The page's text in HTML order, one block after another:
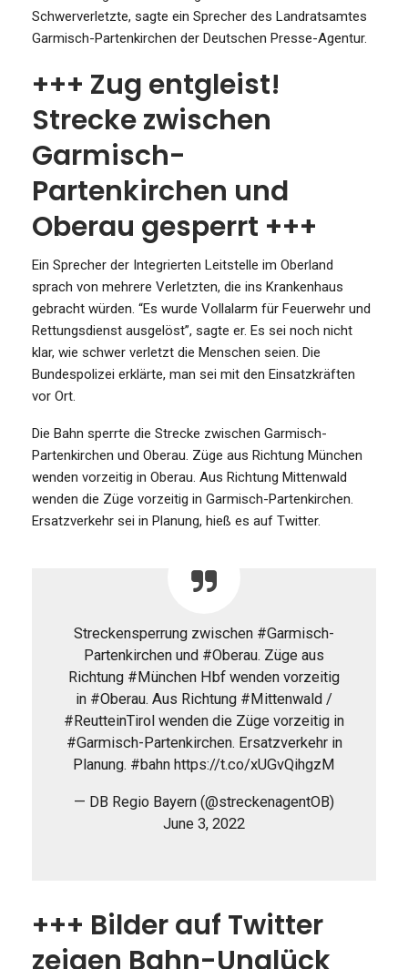
Schwerverletzte, sagte ein Sprecher des Landratsamtes
Garmisch-Partenkirchen der Deutschen Presse-Agentur.
+++ Zug entgleist!
Strecke zwischen
Garmisch-
Partenkirchen und
Oberau gesperrt +++
Ein Sprecher der Integrierten Leitstelle im Oberland
sprach von mehrere Verletzten, die ins Krankenhaus
gebracht würden. “Es wurde Vollalarm für Feuerwehr und
Rettungsdienst ausgelöst”, sagte er. Es sei noch nicht
klar, wie schwer verletzt die Menschen seien. Die
Bundespolizei erklärte, man sei mit den Einsatzkräften
vor Ort.
Die Bahn sperrte die Strecke zwischen Garmisch-
Partenkirchen und Oberau. Züge aus Richtung München
wenden vorzeitig in Oberau. Aus Richtung Mittenwald
wenden die Züge vorzeitig in Garmisch-Partenkirchen.
Ersatzverkehr sei in Planung, hieß es auf Twitter.
Streckensperrung zwischen #Garmisch-
Partenkirchen und #Oberau. Züge aus
Richtung #München Hbf wenden vorzeitig
in #Oberau. Aus Richtung #Mittenwald /
#ReutteinTirol wenden die Züge vorzeitig in
#Garmisch-Partenkirchen. Ersatzverkehr in
Planung. #bahn https://t.co/xUGvQihgzM
— DB Regio Bayern (@streckenagentOB)
June 3, 2022
+++ Bilder auf Twitter
zeigen Bahn-Unglück